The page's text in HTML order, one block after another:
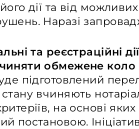
дії та від
Наразі
та реєстраційні
обмежене коло
підготовлений
вчиняють
на основі
постановою.